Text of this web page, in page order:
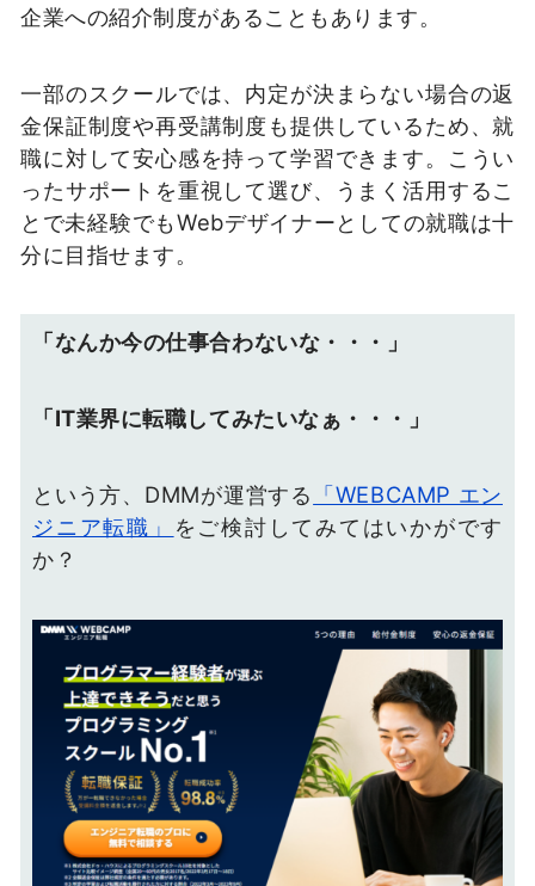
企業への紹介制度があることもあります。
一部のスクールでは、内定が決まらない場合の返
金保証制度や再受講制度も提供しているため、就
職に対して安心感を持って学習できます。こうい
ったサポートを重視して選び、うまく活用するこ
とで未経験でもWebデザイナーとしての就職は十
分に目指せます。
「なんか今の仕事合わないな・・・」
「IT業界に転職してみたいなぁ・・・」
という方、DMMが運営する 「WEBCAMP エン
ジニア転職」
をご検討してみてはいかがです
か？